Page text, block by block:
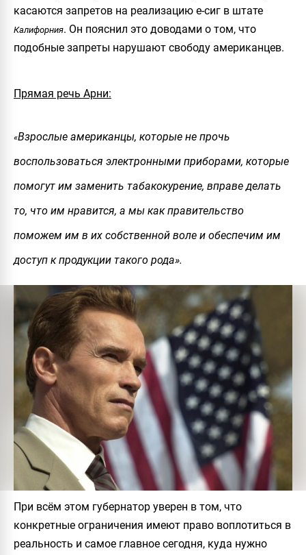
касаются запретов на реализацию е-сиг в штате
Калифорния. Он пояснил это доводами о том, что
подобные запреты нарушают свободу американцев.
Прямая речь Арни:
«Взрослые американцы, которые не прочь
воспользоваться электронными приборами, которые
помогут им заменить табакокурение, вправе делать
то, что им нравится, а мы как правительство
поможем им в их собственной воле и обеспечим им
доступ к продукции такого рода».
При всём этом губернатор уверен в том, что
конкретные ограничения имеют право воплотиться в
реальность и самое главное сегодня, куда нужно